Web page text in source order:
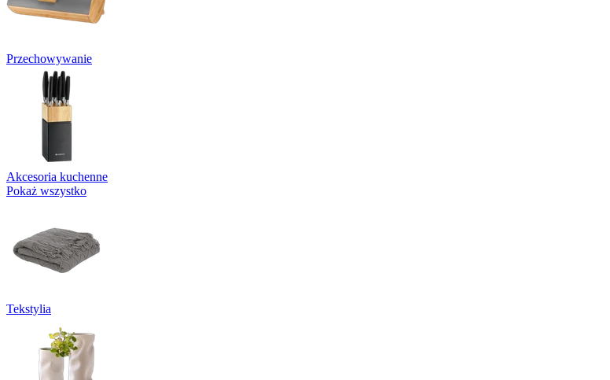
Przechowywanie
Akcesoria kuchenne
Pokaż wszystko
Tekstylia